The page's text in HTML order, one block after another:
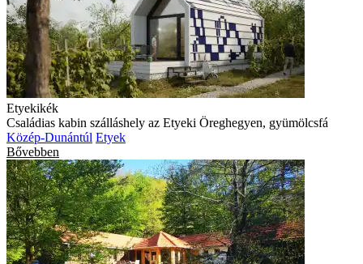
Etyekikék
Családias kabin szálláshely az Etyeki Öreghegyen, gyümölcsfá
Közép-Dunántúl Etyek
Bővebben